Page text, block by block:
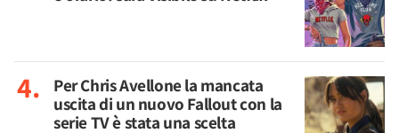
Per Chris Avellone la mancata
uscita di un nuovo Fallout con la
serie TV è stata una scelta